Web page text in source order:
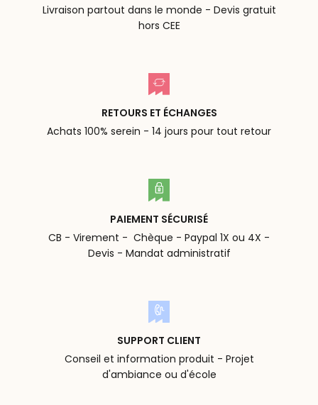
Livraison partout dans le monde - Devis gratuit
hors CEE
RETOURS ET ÉCHANGES
Achats 100% serein - 14 jours pour tout retour
PAIEMENT SÉCURISÉ
CB - Virement - Chèque - Paypal 1X ou 4X -
Devis - Mandat administratif
SUPPORT CLIENT
Conseil et information produit - Projet
d'ambiance ou d'école